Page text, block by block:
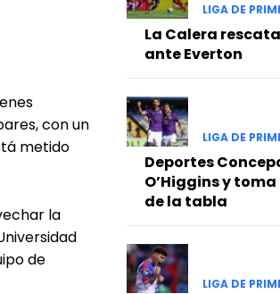
con un
metido
la
de
LIGA DE
La Calera
ante Everton
LIGA DE
Deportes
O’Higgins y
de la tabla
LIGA DE